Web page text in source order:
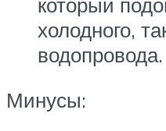
холодного,
водопровода.
Минусы: